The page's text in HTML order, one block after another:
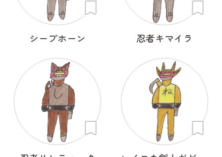
シープホーン 忍者キマイラ